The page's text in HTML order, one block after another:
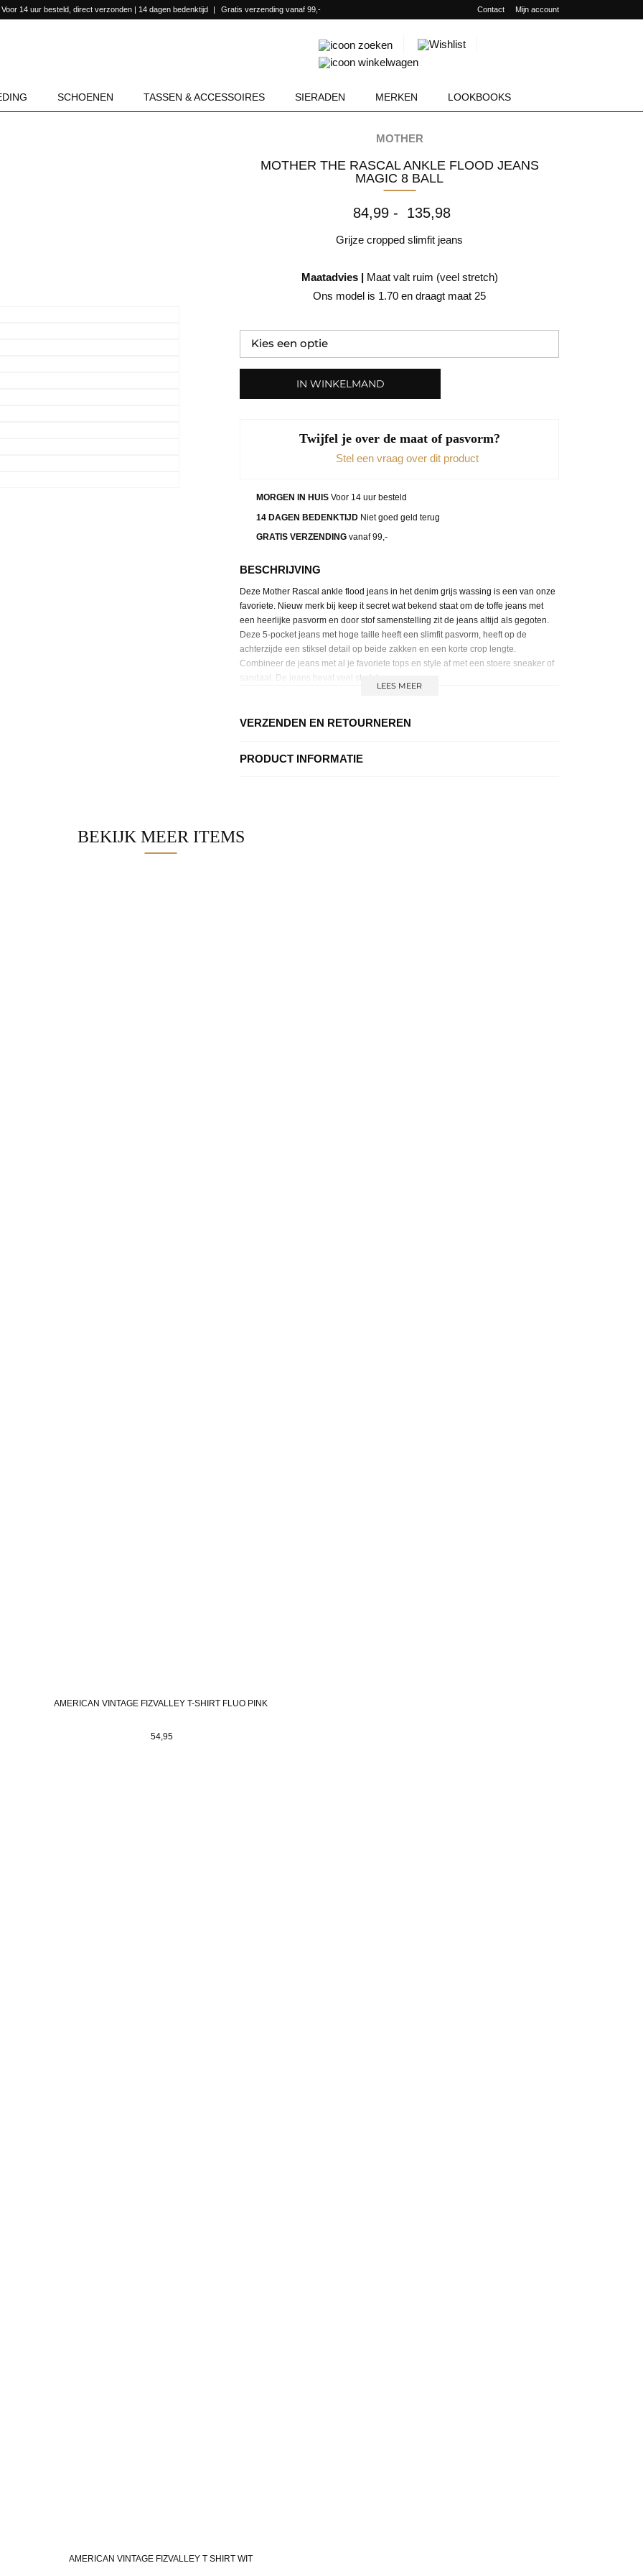
Voor 14 uur besteld, direct verzonden | 14 dagen bedenktijd Gratis verzending vanaf 99,- Contact Mijn account
zoeken
SCHOENEN TASSEN & ACCESSOIRES SIERADEN MERKEN LOOKBOOKS
MOTHER
MOTHER THE RASCAL ANKLE FLOOD JEANS
MAGIC 8 BALL
84,99 - 135,98Prijsklasse:
tot
Grijze cropped slimfit jeans
Maatadvies | Maat valt ruim (veel stretch)
Ons model is 1.70 en draagt maat 25
IN WINKELMAND
Twijfel je over de maat of pasvorm?
Stel een vraag over dit product
MORGEN IN HUISVoor 14 uur besteld
14 DAGEN BEDENKTIJDNiet goed geld terug
GRATIS VERZENDINGvanaf 99,-
BESCHRIJVING
Deze Mother Rascal ankle flood jeans in het denim grijs wassing is een van onze
favoriete. Nieuw merk bij keep it secret wat bekend staat om de toffe jeans met
een heerlijke pasvorm en door stof samenstelling zit de jeans altijd als gegoten.
Deze 5-pocket jeans met hoge taille heeft een slimfit pasvorm, heeft op de
achterzijde een stiksel detail op beide zakken en een korte crop lengte.
Combineer de jeans met al je favoriete tops en style af met een stoere sneaker of
sandaal. De jeans bevat veel stretch.
LEES MEER
VERZENDEN EN RETOURNEREN
PRODUCT INFORMATIE
BEKIJK MEER ITEMS
AMERICAN VINTAGE FIZVALLEY T-SHIRT FLUO PINK
54,95
AMERICAN VINTAGE FIZVALLEY T SHIRT WIT